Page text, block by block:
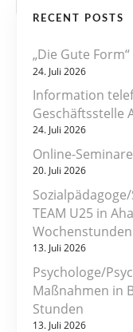
RECENT POSTS
„Die Gute
24. Juli 2026
Information
Geschäftsstelle
24. Juli 2026
Online-
20. Juli 2026
TEAM U25 in
Wochenstunden
13. Juli 2026
Psychologe/
Maßnahmen in
Stunden
13. Juli 2026